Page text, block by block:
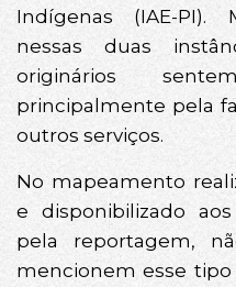
Indígenas (IAE-PI).
nessas duas
originários
principalmente pela
outros serviços.
No mapeamento
e disponibilizado
pela reportagem,
mencionem esse